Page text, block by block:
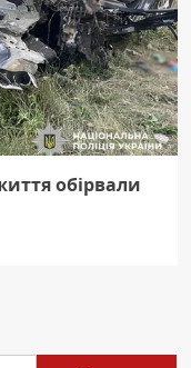
обірвали